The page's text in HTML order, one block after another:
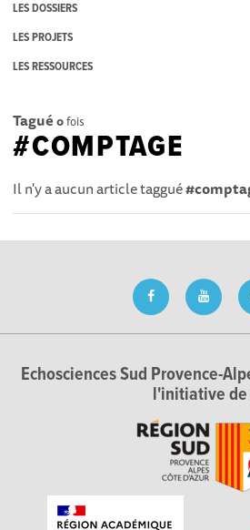
LES DOSSIERS
LES PROJETS
LES RESSOURCES
Tagué 0fois
#COMPTAGE
Il n'y a aucun article taggué
Echosciences Sud Provence-
l'initiative de